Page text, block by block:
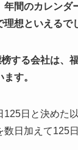
年間のカレンダ
想といえるで
する会社は、
す。
125日と決めた
日加えて125